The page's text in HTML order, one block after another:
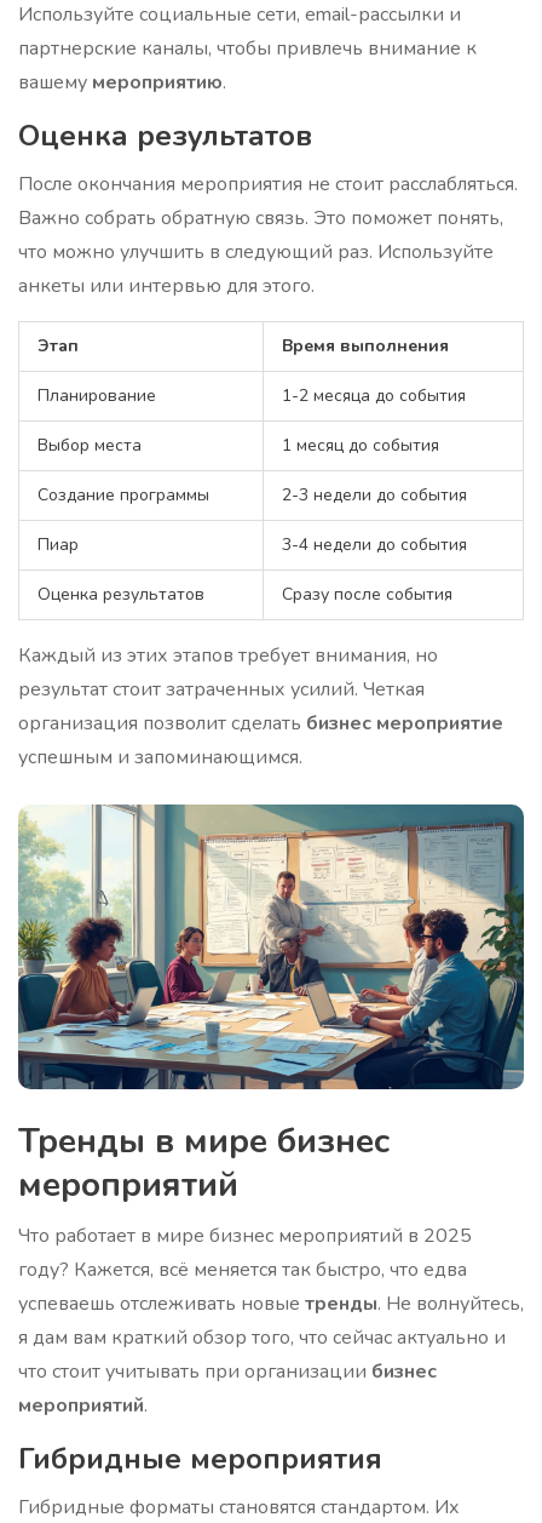
Используйте социальные сети, email-рассылки и
партнерские каналы, чтобы привлечь внимание к
вашему мероприятию.
Оценка результатов
После окончания мероприятия не стоит расслабляться.
Важно собрать обратную связь. Это поможет понять,
что можно улучшить в следующий раз. Используйте
анкеты или интервью для этого.
Этап Время выполнения
Планирование 1-2 месяца до события
Выбор места 1 месяц до события
Создание программы 2-3 недели до события
Пиар 3-4 недели до события
Оценка результатов Сразу после события
Каждый из этих этапов требует внимания, но
результат стоит затраченных усилий. Четкая
организация позволит сделать бизнес мероприятие
успешным и запоминающимся.
Тренды в мире бизнес
мероприятий
Что работает в мире бизнес мероприятий в 2025
году? Кажется, всё меняется так быстро, что едва
успеваешь отслеживать новые тренды. Не волнуйтесь,
я дам вам краткий обзор того, что сейчас актуально и
что стоит учитывать при организации бизнес
мероприятий.
Гибридные мероприятия
Гибридные форматы становятся стандартом. Их